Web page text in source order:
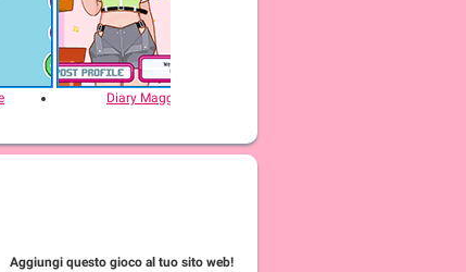
Diary Maggie: DIY Phonecase
Aggiungi questo gioco al tuo sito web!